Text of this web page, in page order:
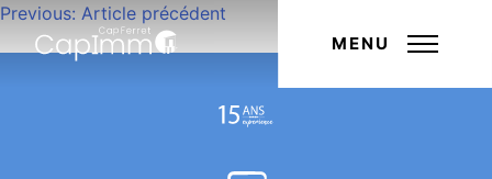
MENU
Navigation
de
Previous: Article précédent